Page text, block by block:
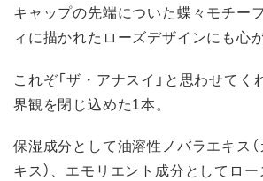
キャップの先端についた蝶々モチー
ィに描かれたローズデザインにも心
これぞ「ザ・アナスイ」と思わせて
界観を閉じ込めた1本。
保湿成分として油溶性ノバラエキス
キス）、エモリエント成分としてロ